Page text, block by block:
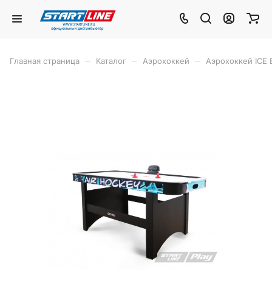
Главная страница Каталог Аэрохоккей Аэрохоккей ICE